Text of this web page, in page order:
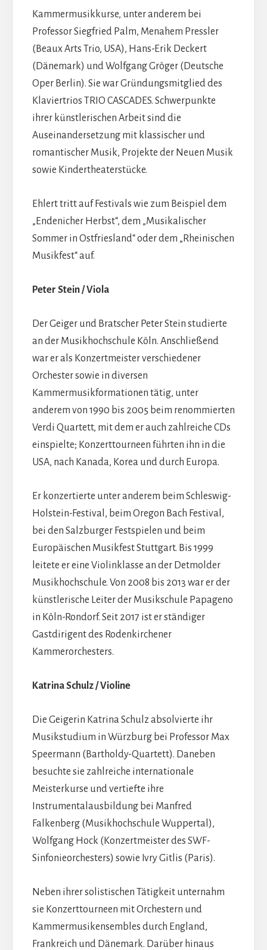
Kammermusikkurse, unter anderem bei
Professor Siegfried Palm, Menahem Pressler
(Beaux Arts Trio, USA), Hans-Erik Deckert
(Dänemark) und Wolfgang Gröger (Deutsche
Oper Berlin). Sie war Gründungsmitglied des
Klaviertrios TRIO CASCADES. Schwerpunkte
ihrer künstlerischen Arbeit sind die
Auseinandersetzung mit klassischer und
romantischer Musik, Projekte der Neuen Musik
sowie Kindertheaterstücke.
Ehlert tritt auf Festivals wie zum Beispiel dem
„Endenicher Herbst“, dem „Musikalischer
Sommer in Ostfriesland“ oder dem „Rheinischen
Musikfest“ auf.
Peter Stein / Viola
Der Geiger und Bratscher Peter Stein studierte
an der Musikhochschule Köln. Anschließend
war er als Konzertmeister verschiedener
Orchester sowie in diversen
Kammermusikformationen tätig, unter
anderem von 1990 bis 2005 beim renommierten
Verdi Quartett, mit dem er auch zahlreiche CDs
einspielte; Konzerttourneen führten ihn in die
USA, nach Kanada, Korea und durch Europa.
Er konzertierte unter anderem beim Schleswig-
Holstein-Festival, beim Oregon Bach Festival,
bei den Salzburger Festspielen und beim
Europäischen Musikfest Stuttgart. Bis 1999
leitete er eine Violinklasse an der Detmolder
Musikhochschule. Von 2008 bis 2013 war er der
künstlerische Leiter der Musikschule Papageno
in Köln-Rondorf. Seit 2017 ist er ständiger
Gastdirigent des Rodenkirchener
Kammerorchesters.
Katrina Schulz / Violine
Die Geigerin Katrina Schulz absolvierte ihr
Musikstudium in Würzburg bei Professor Max
Speermann (Bartholdy-Quartett). Daneben
besuchte sie zahlreiche internationale
Meisterkurse und vertiefte ihre
Instrumentalausbildung bei Manfred
Falkenberg (Musikhochschule Wuppertal),
Wolfgang Hock (Konzertmeister des SWF-
Sinfonieorchesters) sowie Ivry Gitlis (Paris).
Neben ihrer solistischen Tätigkeit unternahm
sie Konzerttourneen mit Orchestern und
Kammermusikensembles durch England,
Frankreich und Dänemark. Darüber hinaus